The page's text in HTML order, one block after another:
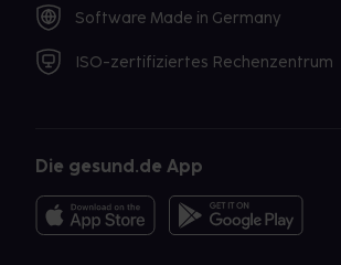
Software Made in Germany
ISO-zertifiziertes Rechenzentrum
Die gesund.de App